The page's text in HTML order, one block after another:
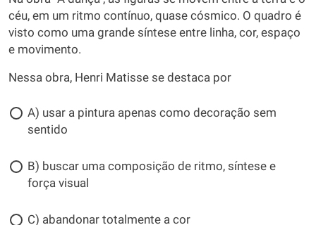
céu, em um ritmo contínuo, quase cósmico. O quadro é
visto como uma grande síntese entre linha, cor, espaço
e movimento.
Nessa obra, Henri Matisse se destaca por
A) usar a pintura apenas como decoração sem
sentido
B) buscar uma composição de ritmo, síntese e
força visual
C) abandonar totalmente a cor